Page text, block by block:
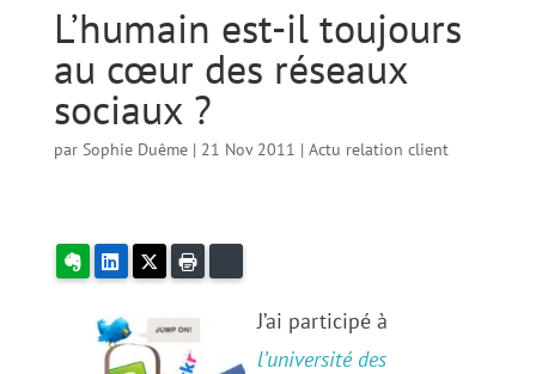
L’humain est-il toujours
au cœur des réseaux
sociaux ?
par Sophie Duême| 21 Nov 2011 | Actu relation client
EvernoteLinkedIn
J’ai participé à
l’université des